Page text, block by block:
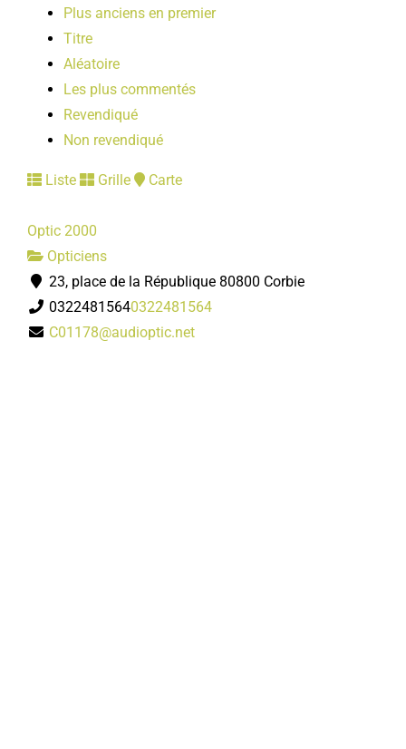
Plus anciens en premier
Titre
Aléatoire
Les plus commentés
Revendiqué
Non revendiqué
Liste Grille Carte
Optic 2000
Opticiens
23, place de la République 80800 Corbie
03224815640322481564
C01178@audioptic.net